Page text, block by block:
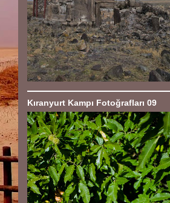
Kıranyurt Kampı Fotoğrafları 09